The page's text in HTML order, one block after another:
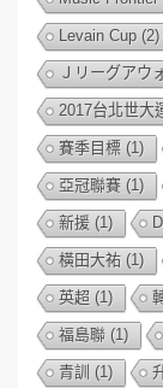
Levain Cup (2)
Ｊリーグアウ
2017台北世大
賽季目標 (1)
亞冠聯賽 (1)
新援 (1)
橫田大祐 (1)
英超 (1)
福島聯 (1)
青訓 (1)